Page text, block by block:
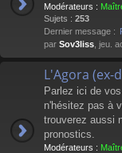
Modérateurs :
Sujets : 253
Dernier message :
par Sov3liss , jeu.
L'Agora (ex-
Parlez ici de
n'hésitez pas à
trouverez aussi
pronostics.
Modérateurs :